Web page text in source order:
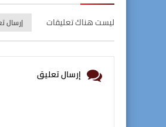
ليست هناك تعليقات إرسال
إرسال تعليق